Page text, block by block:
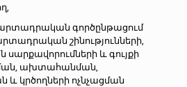
գործընթացում
շինությունների,
և գույքի
ախտահանման,
և կրծողների ոչնչացման